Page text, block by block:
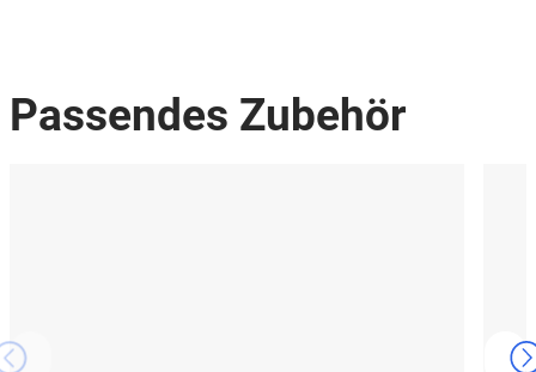
Passendes Zubehör